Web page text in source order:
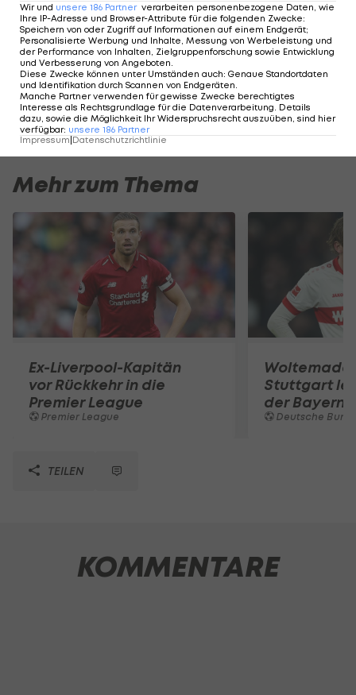
erstmals in der Major League Soccer an.
Der legendäre Durchmarsch des FC
Wacker Tirol I #Zwarakonferenz History
Zwarakonferenz
Am Stammtisch
Christopher Knett
Stammtisch
Mehr zum Thema
Ex-Liverpool-Kapitän
vor Rückkehr in die
Premier League
Premier League
Stuttgart
der Bayern
Deutsche
TEILEN
KOMMENTARE
Wir und unsere 186 Partner verarbeiten personenbezogene Daten, wie
Ihre IP-Adresse und Browser-Attribute für die folgenden Zwecke:
Speichern von oder Zugriff auf Informationen auf einem Endgerät;
Personalisierte Werbung und Inhalte, Messung von Werbeleistung und
der Performance von Inhalten, Zielgruppenforschung sowie Entwicklung
und Verbesserung von Angeboten.
Diese Zwecke können unter Umständen auch: Genaue Standortdaten
und Identifikation durch Scannen von Endgeräten.
Manche Partner verwenden für gewisse Zwecke berechtigtes
Interesse als Rechtsgrundlage für die Datenverarbeitung. Details
dazu, sowie die Möglichkeit Ihr Widerspruchsrecht auszuüben, sind hier
verfügbar: unsere 186 Partner
Impressum Datenschutzrichtlinie